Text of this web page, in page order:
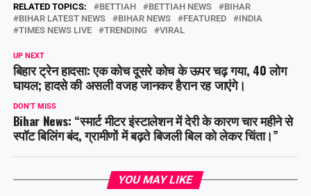
RELATED TOPICS: BETTIAH BETTIAH NEWS
BIHAR
BIHAR LATEST NEWS
BIHAR NEWS FEATURED
INDIA
TIMES NEWS LIVE
TRENDING VIRAL
UP NEXT
बिहार ट्रेन हादसा: एक कोच दूसरे कोच के ऊपर चढ़ गया, 40 लोग
घायल; हादसे की असली वजह जानकर हैरान रह जाएंगे।
DON'T MISS
Bihar News: “स्मार्ट मीटर इंस्टालेशन में देरी के कारण चार महीने से
स्पॉट बिलिंग बंद, ग्रामीणों में बढ़ते बिजली बिल को लेकर चिंता।”
YOU MAY LIKE